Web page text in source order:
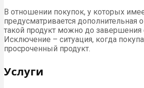
В отношении покупок, у которых
предусматривается дополнительная
такой продукт можно до завершения
Исключение – ситуация, когда
просроченный продукт.
Услуги